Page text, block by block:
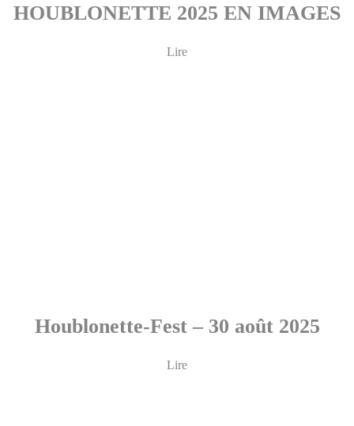
HOUBLONETTE 2025 EN IMAGES
Lire
Houblonette-Fest – 30 août 2025
Lire